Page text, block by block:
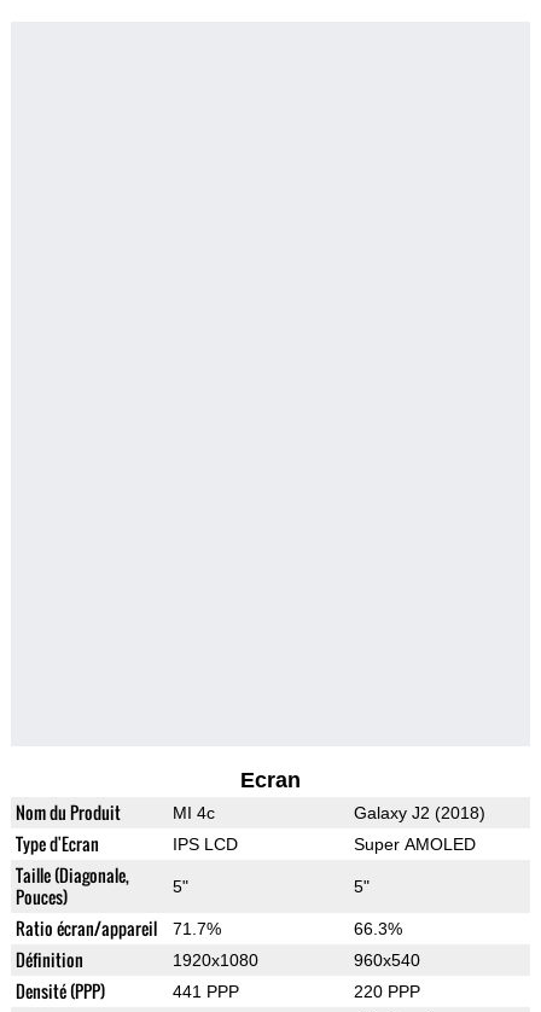
Ecran
Nom du Produit MI 4c Galaxy J2 (2018)
Type d'Ecran IPS LCD Super AMOLED
Taille (Diagonale,
Pouces)
5" 5"
Ratio écran/appareil 71.7% 66.3%
Définition 1920x1080 960x540
Densité (PPP) 441 PPP 220 PPP